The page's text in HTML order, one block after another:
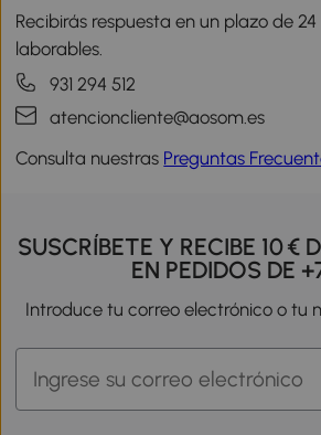
Recibirás respuesta en un plazo de
laborables.
931 294 512
atencioncliente@aosom.es
Consulta nuestras Preguntas
SUSCRÍBETE Y RECIBE 10 €
EN PEDIDOS DE
Introduce tu correo electrónico o tu